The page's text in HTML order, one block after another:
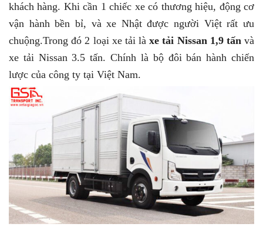
khách hàng. Khi cần 1 chiếc xe có thương hiệu, động cơ
vận hành bền bỉ, và xe Nhật được người Việt rất ưu
chuộng.Trong đó 2 loại xe tải làxe tải Nissan 1,9 tấnvà
xe tải Nissan 3.5 tấn. Chính là bộ đôi bán hành chiến
lược của công ty tại Việt Nam.